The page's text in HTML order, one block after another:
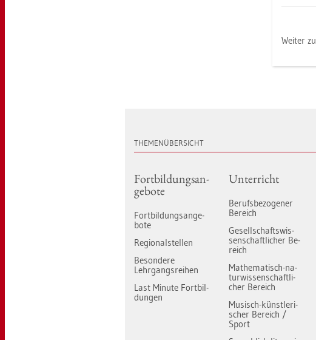
Wei­ter zu
THE­MEN­ÜBER­SICHT
Fort­bil­dungs­an­
ge­bo­te
Fort­bil­dungs­an­ge­
bo­te
Re­gio­nal­stel­len
Be­son­de­re
Lehr­gangs­rei­hen
Last Mi­nu­te Fort­bil­
dun­gen
Un­ter­richt
Be­rufs­be­zo­ge­ner
Be­reich
Ge­sell­schafts­wis­
sen­schaft­li­cher Be­
reich
Ma­the­ma­tisch-na­
tur­wis­sen­schaft­li­
cher Be­reich
Mu­sisch-künst­le­ri­
scher Be­reich /
Sport